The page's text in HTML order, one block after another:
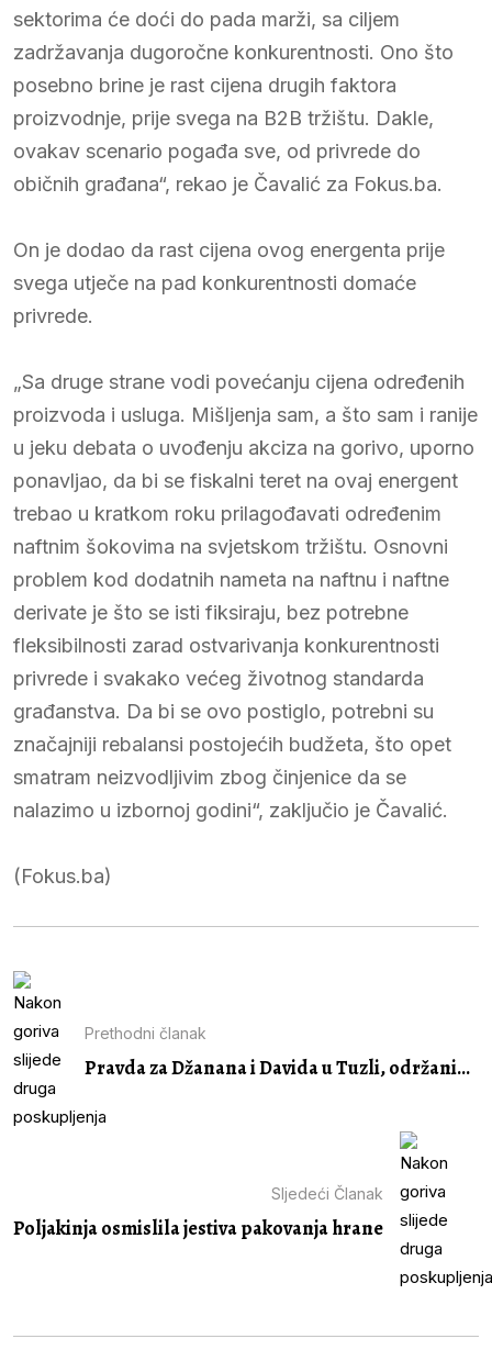
sektorima će doći do pada marži, sa ciljem
zadržavanja dugoročne konkurentnosti. Ono što
posebno brine je rast cijena drugih faktora
proizvodnje, prije svega na B2B tržištu. Dakle,
ovakav scenario pogađa sve, od privrede do
običnih građana“, rekao je Čavalić za Fokus.ba.
On je dodao da rast cijena ovog energenta prije
svega utječe na pad konkurentnosti domaće
privrede.
„Sa druge strane vodi povećanju cijena određenih
proizvoda i usluga. Mišljenja sam, a što sam i ranije
u jeku debata o uvođenju akciza na gorivo, uporno
ponavljao, da bi se fiskalni teret na ovaj energent
trebao u kratkom roku prilagođavati određenim
naftnim šokovima na svjetskom tržištu. Osnovni
problem kod dodatnih nameta na naftnu i naftne
derivate je što se isti fiksiraju, bez potrebne
fleksibilnosti zarad ostvarivanja konkurentnosti
privrede i svakako većeg životnog standarda
građanstva. Da bi se ovo postiglo, potrebni su
značajniji rebalansi postojećih budžeta, što opet
smatram neizvodljivim zbog činjenice da se
nalazimo u izbornoj godini“, zaključio je Čavalić.
(Fokus.ba)
Prethodni članak
Pravda za Džanana i Davida u Tuzli, održani...
Sljedeći Članak
Poljakinja osmislila jestiva pakovanja hrane